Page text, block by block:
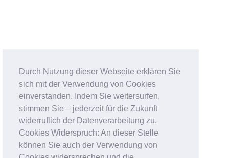
Durch Nutzung dieser Webseite erklären Sie
sich mit der Verwendung von Cookies
einverstanden. Indem Sie weitersurfen,
stimmen Sie – jederzeit für die Zukunft
widerruflich der Datenverarbeitung zu.
Cookies Widerspruch: An dieser Stelle
können Sie auch der Verwendung von